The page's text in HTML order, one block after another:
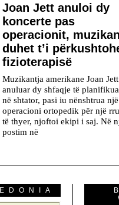
Joan Jett anuloi dy
koncerte pas
operacionit,
duhet t’i
fizioterapisë
Muzikantja amerikane Joan
anuluar dy shfaqje të
në shtator, pasi iu nënshtrua një
operacioni ortopedik për një
të thyer, njoftoi ekipi i saj. Në
postim në